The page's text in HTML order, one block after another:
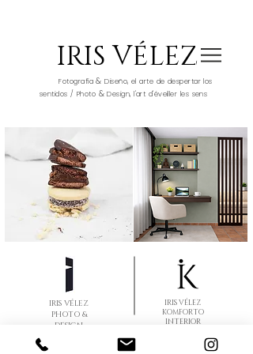
IRIS VÉLEZ
Fotografía& Diseño, el arte de despertar los
sentidos / Photo & Design, l'art d'éveiller les sens
IRIS VÉLEZ
PHOTO &
DESIGN
IRIS VÉLEZ
KOMFORTO
INTERIOR